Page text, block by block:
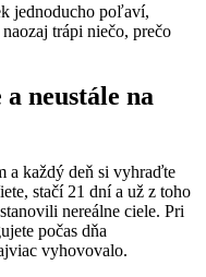
jednoducho poľaví,
trápi niečo, prečo
neustále na
a každý deň si vyhraďte
stačí 21 dní a už z toho
nereálne ciele. Pri
počas dňa
vyhovovalo.